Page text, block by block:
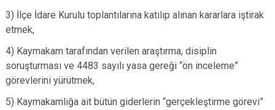
Etimesgut
Evren
Gölbaşı
Güdül
Sincan
Pursaklar
3) İlçe İdare Kurulu toplantılarına katılıp alınan kararlara iştirak
etmek,
4) Kaymakam tarafından verilen araştırma, disiplin
soruşturması ve 4483 sayılı yasa gereği “ön inceleme”
görevlerini yürütmek,
5) Kaymakamlığa ait bütün giderlerin “gerçekleştirme görevi”